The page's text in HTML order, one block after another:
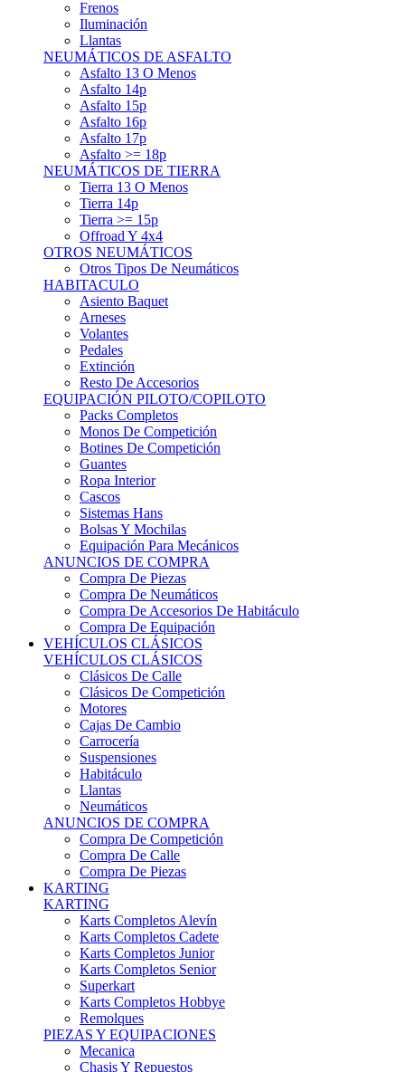
Frenos
Iluminación
Llantas
NEUMÁTICOS DE ASFALTO
Asfalto 13 O Menos
Asfalto 14p
Asfalto 15p
Asfalto 16p
Asfalto 17p
Asfalto >= 18p
NEUMÁTICOS DE TIERRA
Tierra 13 O Menos
Tierra 14p
Tierra >= 15p
Offroad Y 4x4
OTROS NEUMÁTICOS
Otros Tipos De Neumáticos
HABITACULO
Asiento Baquet
Arneses
Volantes
Pedales
Extinción
Resto De Accesorios
EQUIPACIÓN PILOTO/COPILOTO
Packs Completos
Monos De Competición
Botines De Competición
Guantes
Ropa Interior
Cascos
Sistemas Hans
Bolsas Y Mochilas
Equipación Para Mecánicos
ANUNCIOS DE COMPRA
Compra De Piezas
Compra De Neumáticos
Compra De Accesorios De Habitáculo
Compra De Equipación
VEHÍCULOS CLÁSICOS
VEHÍCULOS CLÁSICOS
Clásicos De Calle
Clásicos De Competición
Motores
Cajas De Cambio
Carrocería
Suspensiones
Habitáculo
Llantas
Neumáticos
ANUNCIOS DE COMPRA
Compra De Competición
Compra De Calle
Compra De Piezas
KARTING
KARTING
Karts Completos Alevín
Karts Completos Cadete
Karts Completos Junior
Karts Completos Senior
Superkart
Karts Completos Hobbye
Remolques
PIEZAS Y EQUIPACIONES
Mecanica
Chasis Y Repuestos